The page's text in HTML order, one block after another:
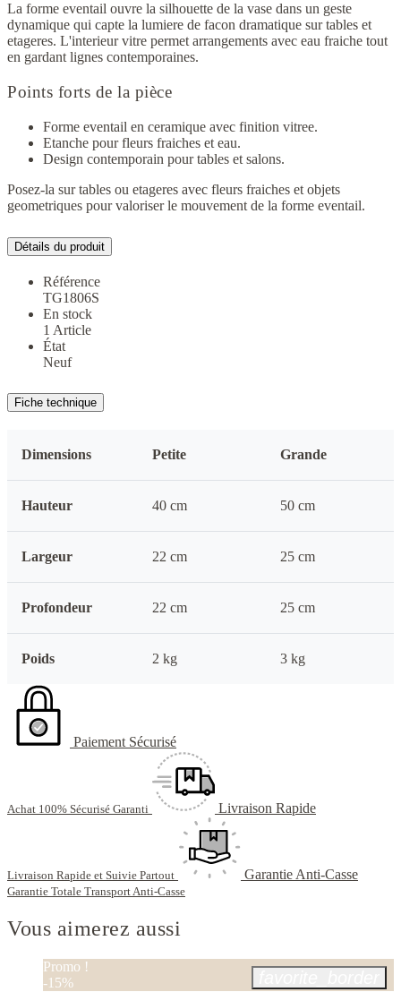
La forme eventail ouvre la silhouette de la vase dans un geste
dynamique qui capte la lumiere de facon dramatique sur tables et
etageres. L'interieur vitre permet arrangements avec eau fraiche tout
en gardant lignes contemporaines.
Points forts de la pièce
Forme eventail en ceramique avec finition vitree.
Etanche pour fleurs fraiches et eau.
Design contemporain pour tables et salons.
Posez-la sur tables ou etageres avec fleurs fraiches et objets
geometriques pour valoriser le mouvement de la forme eventail.
Détails du produit
Référence
TG1806S
En stock
1 Article
État
Neuf
Fiche technique
Dimensions Petite Grande
Hauteur 40 cm 50 cm
Largeur 22 cm 25 cm
Profondeur 22 cm 25 cm
Poids 2 kg 3 kg
Paiement Sécurisé
Achat 100% Sécurisé Garanti Livraison Rapide
Livraison Rapide et Suivie Partout Garantie Anti-Casse
Garantie Totale Transport Anti-Casse
Vous aimerez aussi
Promo !
-15%